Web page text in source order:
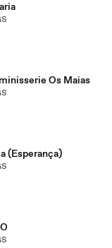
Chamada para a minisserie Os Maias
in Itália (Esperança)